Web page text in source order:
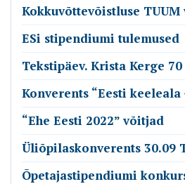
Kokkuvõttevõistluse
ESi stipendiumi tulemused
Tekstipäev. Krista Kerge 70
Konverents “Eesti
“Ehe Eesti 2022” võitjad
Üliõpilaskonverents 30.09
Õpetajastipendiumi